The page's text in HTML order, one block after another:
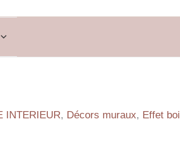
INTERIEUR, Décors muraux, Effet